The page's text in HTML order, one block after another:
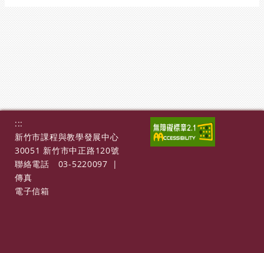
:::
新竹市課程與教學發展中心
30051 新竹市中正路120號
聯絡電話
03-5220097
|
傳真
電子信箱